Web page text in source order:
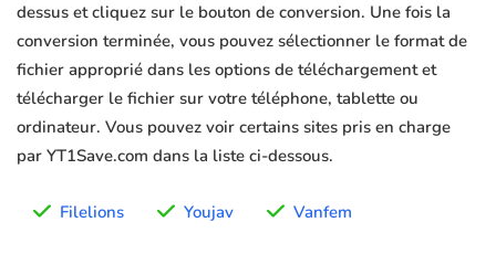
dessus et cliquez sur le bouton de conversion. Une fois la
conversion terminée, vous pouvez sélectionner le format de
fichier approprié dans les options de téléchargement et
télécharger le fichier sur votre téléphone, tablette ou
ordinateur. Vous pouvez voir certains sites pris en charge
par YT1Save.com dans la liste ci-dessous.
Filelions Youjav Vanfem